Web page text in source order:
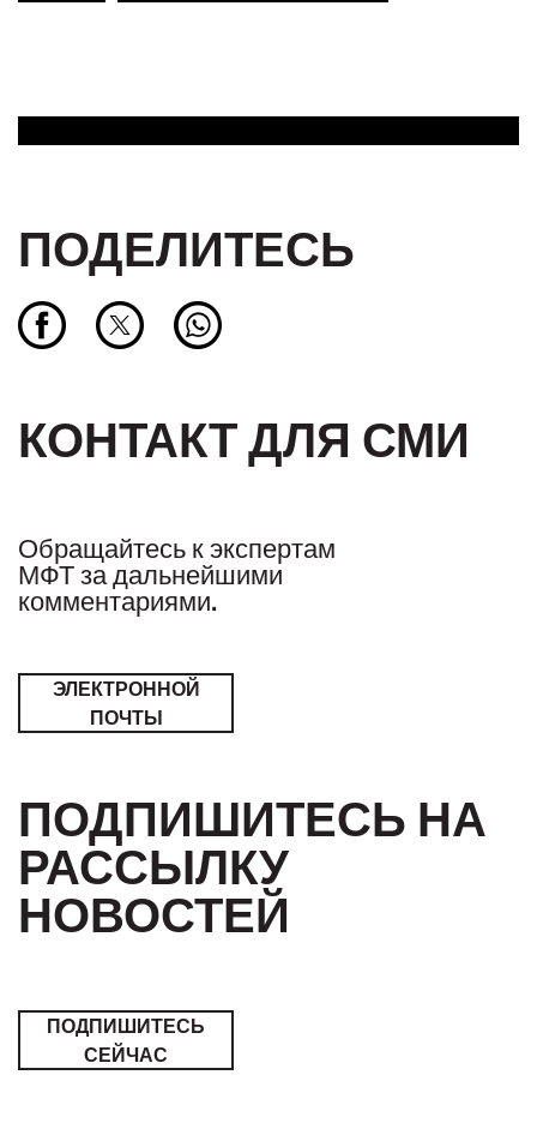
ПОДЕЛИТЕСЬ
КОНТАКТ ДЛЯ СМИ
Обращайтесь к экспертам
МФТ за дальнейшими
комментариями.
ЭЛЕКТРОННОЙ
ПОЧТЫ
ПОДПИШИТЕСЬ НА
РАССЫЛКУ
НОВОСТЕЙ
ПОДПИШИТЕСЬ
СЕЙЧАС